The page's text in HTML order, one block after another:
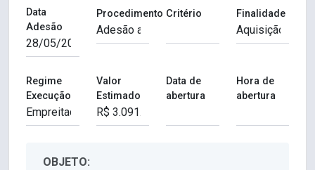
Data
Adesão
Procedimento Critério Finalidade
Regime
Execução
Valor
Estimado
Data de
abertura
Hora de
abertura
OBJETO: